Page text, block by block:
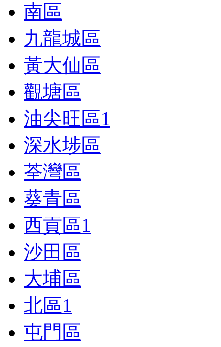
南區
九龍城區
黃大仙區
觀塘區
油尖旺區1
深水埗區
荃灣區
葵青區
西貢區1
沙田區
大埔區
北區1
屯門區